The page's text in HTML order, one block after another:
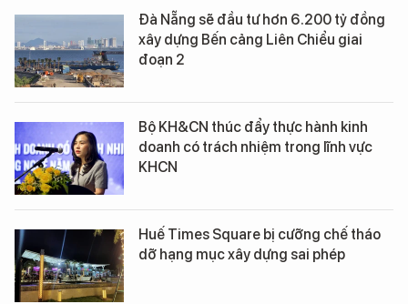
Đà Nẵng sẽ đầu tư hơn 6.200 tỷ đồng
xây dựng Bến cảng Liên Chiểu giai
đoạn 2
Bộ KH&CN thúc đẩy thực hành kinh
doanh có trách nhiệm trong lĩnh vực
KHCN
Huế Times Square bị cưỡng chế tháo
dỡ hạng mục xây dựng sai phép